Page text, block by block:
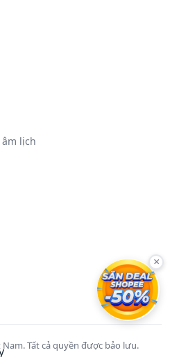
lịch
Tất cả quyền được bảo lưu.
×